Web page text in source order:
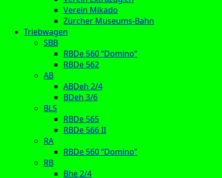
Verein Mikado
Zürcher Museums-Bahn
Triebwagen
SBB
RBDe 560 “Domino”
RBDe 562
AB
ABDeh 2/4
BDeh 3/6
BLS
RBDe 565
RBDe 566 II
RA
RBDe 560 “Domino”
RB
Bhe 2/4